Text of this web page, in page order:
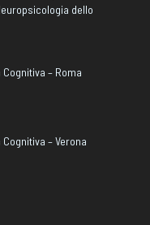
dello
– Roma
– Verona